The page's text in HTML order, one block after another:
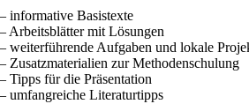
– informative Basistexte
– Arbeitsblätter mit Lösungen
– weiterführende Aufgaben und lokale
– Zusatzmaterialien zur Methodenschulung
– Tipps für die Präsentation
– umfangreiche Literaturtipps